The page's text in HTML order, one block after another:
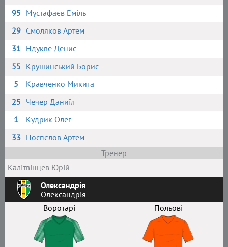
95 Мустафаєв Еміль
29 Смоляков Артем
31 Ндукве Денис
55 Крушинський Борис
5
Кравченко Микита
25 Чечер Даниїл
1
Кудрик Олег
33 Поспєлов Артем
Тренер
Калітвінцев Юрій
Олександрія
Олександрія
Воротарі
Польові